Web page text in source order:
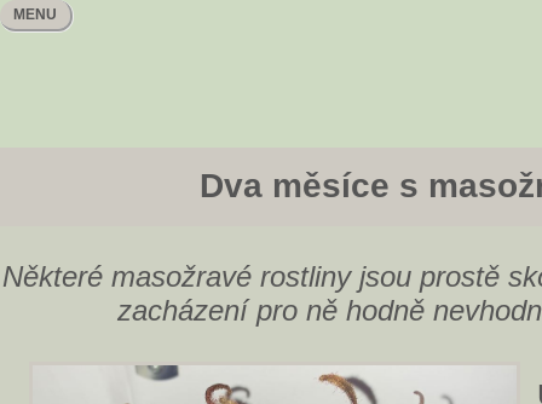
MENU
Dva měsíce s
Některé masožravé rostliny jsou prostě
zacházení pro ně hodně